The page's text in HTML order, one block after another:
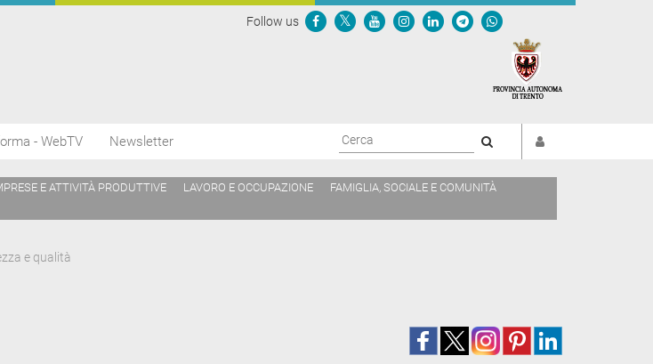
Follow us
- WebTV Newsletter
E ATTIVITÀ PRODUTTIVE LAVORO E OCCUPAZIONE
FAMIGLIA, SOCIALE E COMUNITÀ
e qualità